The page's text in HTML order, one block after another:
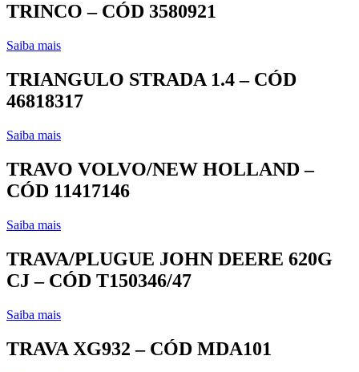
TRINCO – CÓD 3580921
Saiba mais
TRIANGULO STRADA 1.4 – CÓD
46818317
Saiba mais
TRAVO VOLVO/NEW HOLLAND –
CÓD 11417146
Saiba mais
TRAVA/PLUGUE JOHN DEERE 620G
CJ – CÓD T150346/47
Saiba mais
TRAVA XG932 – CÓD MDA101